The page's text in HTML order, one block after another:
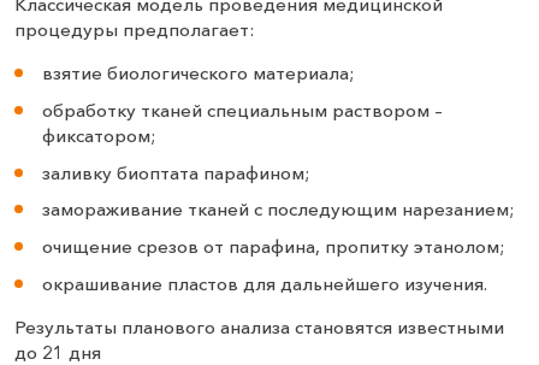
процедуры предполагает:
взятие биологического материала;
обработку тканей специальным раствором –
фиксатором;
заливку биоптата парафином;
замораживание тканей с последующим нарезанием;
очищение срезов от парафина, пропитку этанолом;
окрашивание пластов для дальнейшего изучения.
Результаты планового анализа становятся известными
до 21 дня